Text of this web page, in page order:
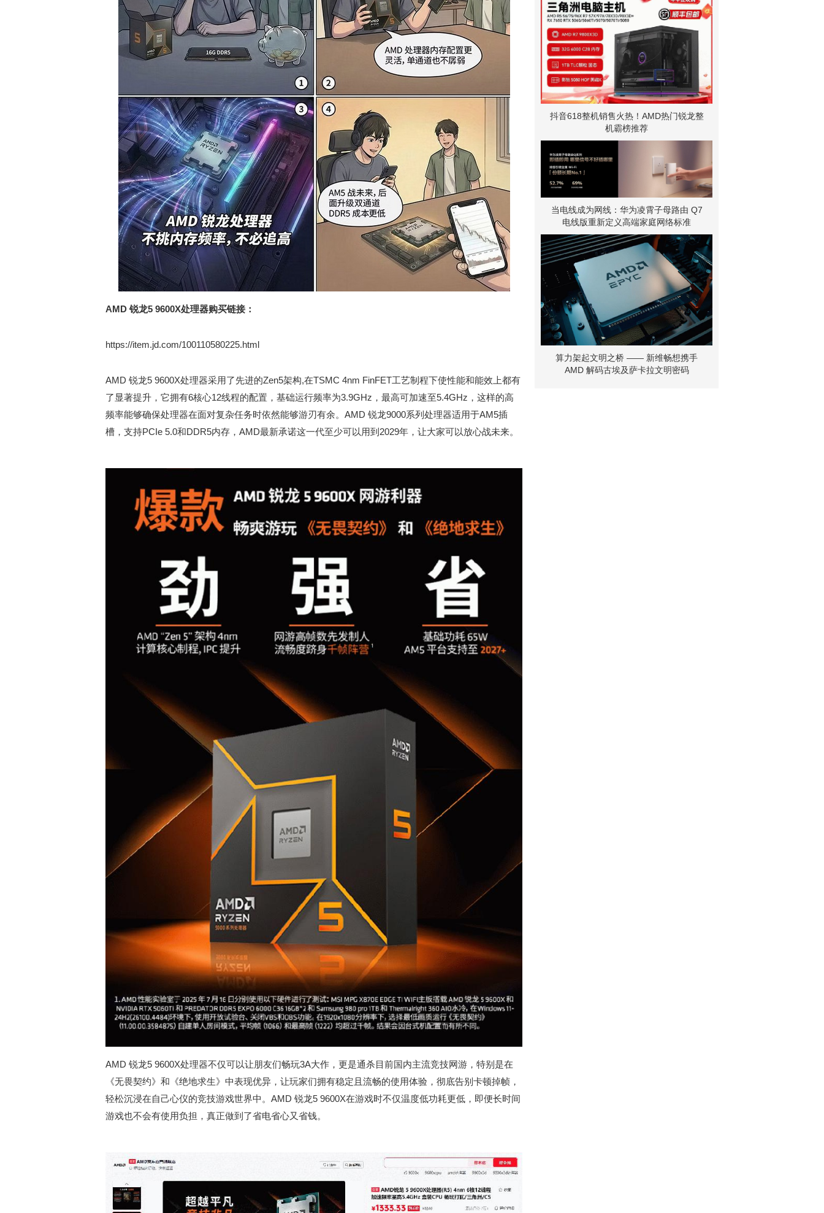
AMD 锐龙5 9600X处理器购买链接：
https://item.jd.com/100110580225.html
AMD 锐龙5 9600X处理器采用了先进的Zen5架构,在TSMC 4nm FinFET工艺制程下使性能和能效上都有
了显著提升，它拥有6核心12线程的配置，基础运行频率为3.9GHz，最高可加速至5.4GHz，这样的高
频率能够确保处理器在面对复杂任务时依然能够游刃有余。AMD 锐龙9000系列处理器适用于AM5插
槽，支持PCIe 5.0和DDR5内存，AMD最新承诺这一代至少可以用到2029年，让大家可以放心战未来。
AMD 锐龙5 9600X处理器不仅可以让朋友们畅玩3A大作，更是通杀目前国内主流竞技网游，特别是在
《无畏契约》和《绝地求生》中表现优异，让玩家们拥有稳定且流畅的使用体验，彻底告别卡顿掉帧，
轻松沉浸在自己心仪的竞技游戏世界中。AMD 锐龙5 9600X在游戏时不仅温度低功耗更低，即便长时间
游戏也不会有使用负担，真正做到了省电省心又省钱。
抖音618整机销售火热！AMD热门锐龙整
机霸榜推荐
当电线成为网线：华为凌霄子母路由 Q7
电线版重新定义高端家庭网络标准
算力架起文明之桥 —— 新维畅想携手
AMD 解码古埃及萨卡拉文明密码